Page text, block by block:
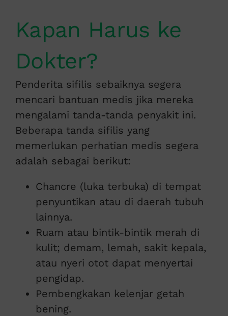
Kapan Harus ke
Dokter?
Penderita sifilis sebaiknya segera
mencari bantuan medis jika mereka
mengalami tanda-tanda penyakit ini.
Beberapa tanda sifilis yang
memerlukan perhatian medis segera
adalah sebagai berikut:
Chancre (luka terbuka) di tempat
penyuntikan atau di daerah tubuh
lainnya.
Ruam atau bintik-bintik merah di
kulit; demam, lemah, sakit kepala,
atau nyeri otot dapat menyertai
pengidap.
Pembengkakan kelenjar getah
bening.